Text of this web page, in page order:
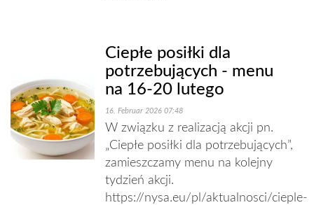
Ciepłe posiłki dla
potrzebujących - menu
na 16-20 lutego
16. Februar 2026 07:48
W związku z realizacją akcji pn.
„Ciepłe posiłki dla potrzebujących”,
zamieszczamy menu na kolejny
tydzień akcji.
https://nysa.eu/pl/aktualnosci/cieple-